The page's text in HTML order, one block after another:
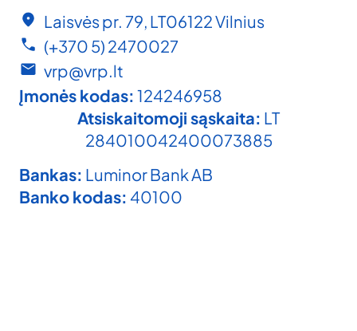
Laisvės pr. 79, LT06122 Vilnius
(+370 5) 2470027
vrp@vrp.lt
Įmonės kodas: 124246958
Atsiskaitomoji sąskaita: LT
284010042400073885
Bankas: Luminor Bank AB
Banko kodas: 40100